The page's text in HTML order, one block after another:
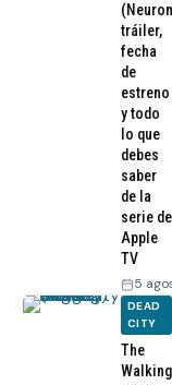
tráiler,
fecha
de
estreno
y todo
lo que
debes
saber
de la
serie de
Apple
TV
5
DEAD
CITY
The
Walking